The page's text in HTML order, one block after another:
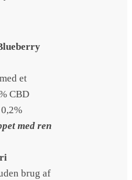
et
CBD
med ren
brug af